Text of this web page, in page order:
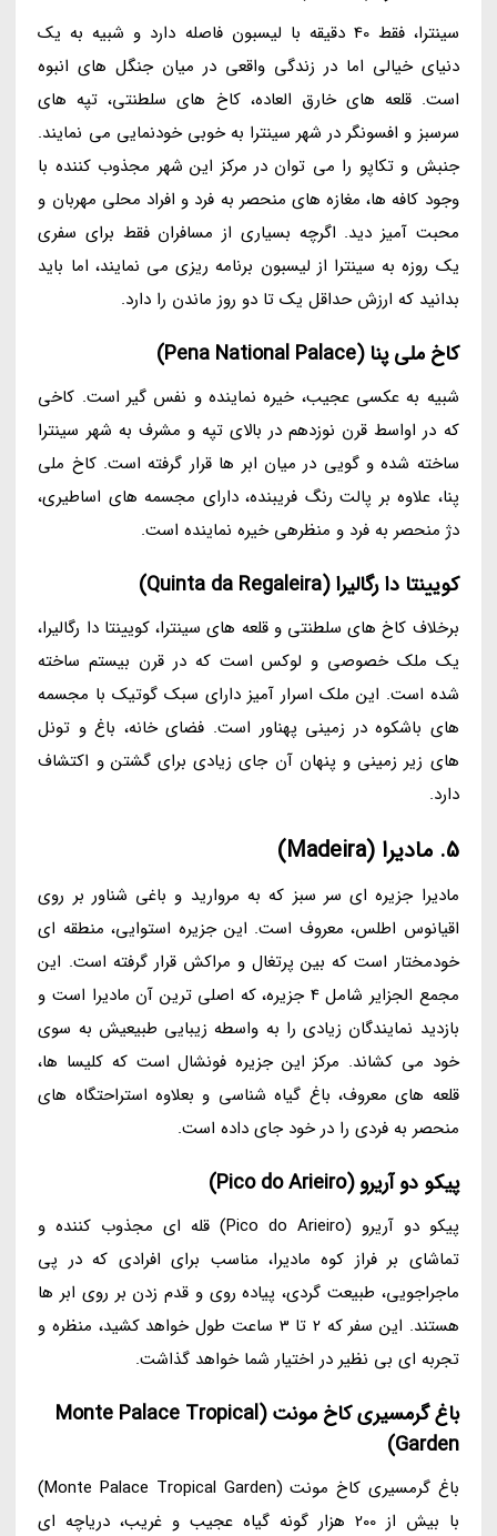
سینترا، فقط 40 دقیقه با لیسبون فاصله دارد و شبیه به یک
دنیای خیالی اما در زندگی واقعی در میان جنگل های انبوه
است. قلعه های خارق العاده، کاخ های سلطنتی، تپه های
سرسبز و افسونگر در شهر سینترا به خوبی خودنمایی می نمایند.
جنبش و تکاپو را می توان در مرکز این شهر مجذوب کننده با
وجود کافه ها، مغازه های منحصر به فرد و افراد محلی مهربان و
محبت آمیز دید. اگرچه بسیاری از مسافران فقط برای سفری
یک روزه به سینترا از لیسبون برنامه ریزی می نمایند، اما باید
بدانید که ارزش حداقل یک تا دو روز ماندن را دارد.
کاخ ملی پنا (Pena National Palace)
شبیه به عکسی عجیب، خیره نماینده و نفس گیر است. کاخی
که در اواسط قرن نوزدهم در بالای تپه و مشرف به شهر سینترا
ساخته شده و گویی در میان ابر ها قرار گرفته است. کاخ ملی
پنا، علاوه بر پالت رنگ فریبنده، دارای مجسمه های اساطیری،
دژ منحصر به فرد و منظرهی خیره نماینده است.
کویینتا دا رگالیرا (Quinta da Regaleira)
برخلاف کاخ های سلطنتی و قلعه های سینترا، کویینتا دا رگالیرا،
یک ملک خصوصی و لوکس است که در قرن بیستم ساخته
شده است. این ملک اسرار آمیز دارای سبک گوتیک با مجسمه
های باشکوه در زمینی پهناور است. فضای خانه، باغ و تونل
های زیر زمینی و پنهان آن جای زیادی برای گشتن و اکتشاف
دارد.
5. مادیرا (Madeira)
مادیرا جزیره ای سر سبز که به مروارید و باغی شناور بر روی
اقیانوس اطلس، معروف است. این جزیره استوایی، منطقه ای
خودمختار است که بین پرتغال و مراکش قرار گرفته است. این
مجمع الجزایر شامل 4 جزیره، که اصلی ترین آن مادیرا است و
بازدید نمایندگان زیادی را به واسطه زیبایی طبیعیش به سوی
خود می کشاند. مرکز این جزیره فونشال است که کلیسا ها،
قلعه های معروف، باغ گیاه شناسی و بعلاوه استراحتگاه های
منحصر به فردی را در خود جای داده است.
پیکو دو آریرو (Pico do Arieiro)
پیکو دو آریرو (Pico do Arieiro) قله ای مجذوب کننده و
تماشای بر فراز کوه مادیرا، مناسب برای افرادی که در پی
ماجراجویی، طبیعت گردی، پیاده روی و قدم زدن بر روی ابر ها
هستند. این سفر که 2 تا 3 ساعت طول خواهد کشید، منظره و
تجربه ای بی نظیر در اختیار شما خواهد گذاشت.
باغ گرمسیری کاخ مونت (Monte Palace Tropical
Garden)
باغ گرمسیری کاخ مونت (Monte Palace Tropical Garden)
با بیش از 200 هزار گونه گیاه عجیب و غریب، دریاچه ای